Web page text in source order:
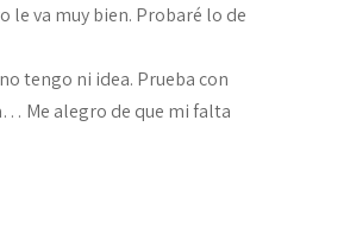
le va muy bien. Probaré lo de
tengo ni idea. Prueba con
Me alegro de que mi falta